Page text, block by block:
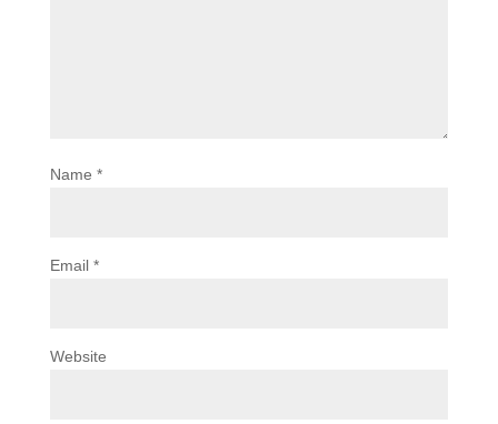
Name *
Email *
Website